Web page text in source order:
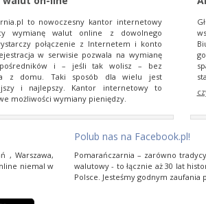
to​ nowoczesny​ kantor​ internetowy​
wymianę​ walut​ online​ z dowolnego​
połączenie​ z​ Internetem​ i​ konto​
w​ serwisie pozwala​ na​ wymianę​
i​ –​ jeśli​ tak​ wolisz​ –​ bez​
z​ domu.​ Taki sposób​ dla​ wielu​ jest​
i​ najlepszy.​ Kantor​ internetowy​ to​
możliwości​ wymiany​ pieniędzy.
,​ Warszawa,​
niemal​ w​
Polub nas na Facebook.pl!
Pomarańczarnia​ –​ zarówno​
walutowy​ -​ to​ łącznie​ aż​ 30​ lat
Polsce.​ Jesteśmy​ godnym​ zaufania​